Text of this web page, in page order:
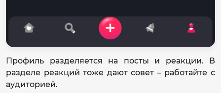
Профиль разделяется на посты и реакции. В
разделе реакций тоже дают совет – работайте с
аудиторией.